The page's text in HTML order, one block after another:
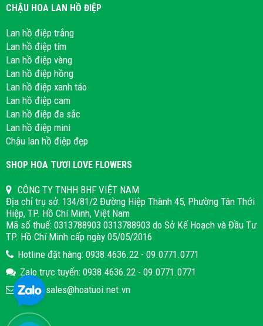
CHẬU HOA LAN HỒ ĐIỆP
Lan hồ điệp trắng
Lan hồ điệp tím
Lan hồ điệp vàng
Lan hồ điệp hồng
Lan hồ điệp xanh táo
Lan hồ điệp cam
Lan hồ điệp đa sắc
Lan hồ điệp mini
Chậu lan hồ điệp đẹp
SHOP HOA TƯƠI LOVE FLOWERS
CÔNG TY TNHH BHF VIỆT NAM
Địa chỉ trụ sở: 134/81/2 Đường Hiệp Thành 45, Phường Tân Thới
Hiệp, TP. Hồ Chí Minh, Việt Nam
Mã số thuế: 0313788903 0313788903 do Sở Kế Hoạch và Đầu Tư
TP. Hồ Chí Minh cấp ngày 05/05/2016
Hotline đặt hàng: 0938.4636.22 - 09.0771.0771
Zalo trực tuyến: 0938.4636.22 - 09.0771.0771
Email: sales@hoatuoi.net.vn